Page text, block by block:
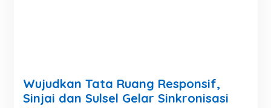
Wujudkan Tata Ruang Responsif,
Sinjai dan Sulsel Gelar Sinkronisasi